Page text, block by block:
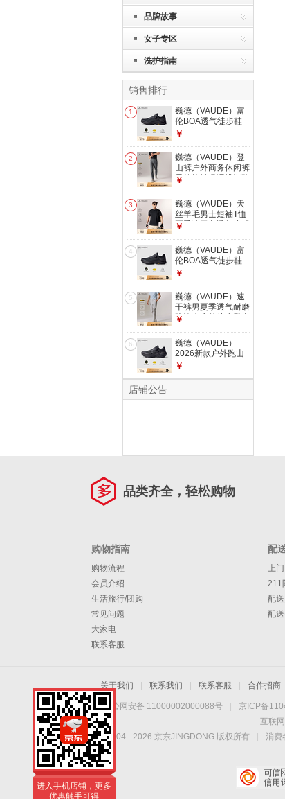
品牌故事
女子专区
洗护指南
销售排行
1
巍德（VAUDE）富
伦BOA透气徒步鞋
男V底防滑户外登山
VAUDE黑 42
￥
2
巍德（VAUDE）登
山裤户外商务休闲裤
柔软抗皱吸湿排汗防
男裤 贝格灰-
VG2515701【耐磨
直筒】 M
￥
3
巍德（VAUDE）天
丝羊毛男士短袖T恤
夏季速干衣透气凉感
行服 VAUDE黑 L
￥
4
巍德（VAUDE）富
伦BOA透气徒步鞋
男V底防滑户外登山
VAUDE黑 40
￥
5
巍德（VAUDE）速
干裤男夏季透气耐磨
防泼水户外徒步登山
米灰 XL
￥
6
巍德（VAUDE）
2026新款户外跑山
鞋FUGA联名款EX3
￥
店铺公告
品类齐全，轻松购物
购物指南
购物流程
会员介绍
生活旅行/团购
常见问题
大家电
联系客服
配
上
211
配
配
关于我们 联系我们 联系客服 合作招商
京公网安备 11000002000088号 京ICP备
互联
Copyright © 2004 - 2026 京东JINGDONG 版权所有 消费
进入手机店铺，更多
优惠触手可得
进入手机店铺，更多
优惠触手可得
进入手机店铺，更多
优惠触手可得